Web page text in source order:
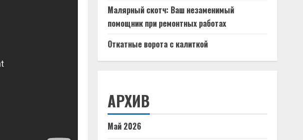
Малярный скотч: Ваш незаменимый
помощник при ремонтных работах
Откатные ворота с калиткой
АРХИВ
Май 2026